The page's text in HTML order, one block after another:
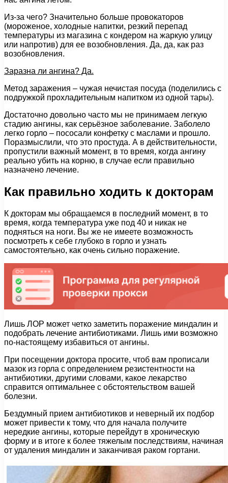
Из-за чего? Значительно больше провокаторов
(мороженое, холодные напитки, резкий перепад
температуры из магазина с кондером на жаркую улицу
или напротив) для ее возобновления. Да, да, как раз
возобновления.
Заразна ли ангина? Да.
Метод заражения – чужая нечистая посуда (поделились с
подружкой прохладительным напитком из одной тары).
Достаточно довольно часто мы не принимаем легкую
стадию ангины, как серьёзное заболевание. Заболело
легко горло – пососали конфетку с маслами и прошло.
Поразмыслили, что это простуда. А в действительности,
пропустили важный момент, в то время, когда ангину
реально убить на корню, в случае если правильно
назначено лечение.
Как правильно ходить к докторам
К докторам мы обращаемся в последний момент, в то
время, когда температура уже под 40 и никак не
подняться на ноги. Вы же не имеете возможность
посмотреть к себе глубоко в горло и узнать
самостоятельно, как очень сильно поражение.
Лишь ЛОР может четко заметить поражение миндалин и
подобрать лечение антибиотиками. Лишь ими возможно
по-настоящему избавиться от ангины.
При посещении доктора просите, чтоб вам прописали
мазок из горла с определением резистентности на
антибиотики, другими словами, какое лекарство
справится оптимальнее с обстоятельством вашей
болезни.
Бездумный прием антибиотиков и неверный их подбор
может привести к тому, что для начала получите
нередкие ангины, которые перейдут в хроническую
форму и в итоге к более тяжелым последствиям, начиная
от удаления миндалин и заканчивая раком гортани.